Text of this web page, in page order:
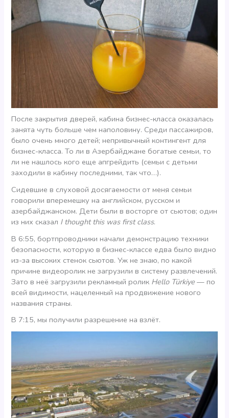
После закрытия дверей, кабина бизнес-класса оказалась
занята чуть больше чем наполовину. Среди пассажиров,
было очень много детей; непривычный контингент для
бизнес-класса. То ли в Азербайджане богатые семьи, то
ли не нашлось кого еще апгрейдить (семьи с детьми
заходили в кабину последними, так что…).
Сидевшие в слуховой досягаемости от меня семьи
говорили вперемешку на английском, русском и
азербайджанском. Дети были в восторге от сьютов; один
из них сказал I thought this was first class.
В 6:55, бортпроводники начали демонстрацию техники
безопасности, которую в бизнес-классе едва было видно
из-за высоких стенок сьютов. Уж не знаю, по какой
причине видеоролик не загрузили в систему развлечений.
Зато в неё загрузили рекламный ролик Hello Türkiye — по
всей видимости, нацеленный на продвижение нового
названия страны.
В 7:15, мы получили разрешение на взлёт.